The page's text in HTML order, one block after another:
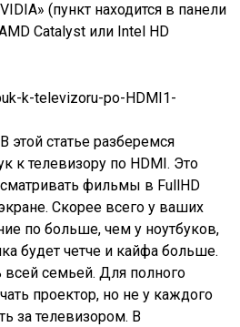
(пункт находится в панели
Catalyst или Intel HD
этой статье разберемся
к телевизору по HDMI. Это
фильмы в FullHD
Скорее всего у ваших
по больше, чем у ноутбуков,
будет четче и кайфа больше.
семьей. Для полного
проектор, но не у каждого
за телевизором. В